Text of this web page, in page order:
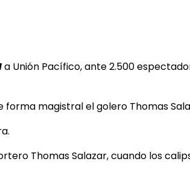
a Unión Pacífico, ante 2.500
forma magistral el golero Thomas
Thomas Salazar, cuando los